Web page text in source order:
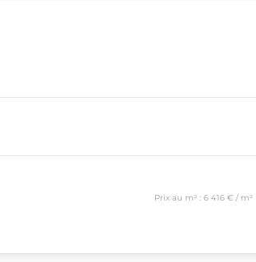
Prix au m² : 6 416 € / m²